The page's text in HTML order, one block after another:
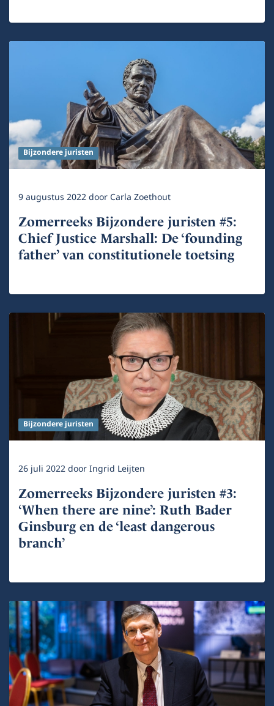
Bijzondere juristen
9 augustus 2022doorCarla Zoethout
Zomerreeks Bijzondere juristen #5:
Chief Justice Marshall: De ‘founding
father’ van constitutionele toetsing
Bijzondere juristen
26 juli 2022doorIngrid Leijten
Zomerreeks Bijzondere juristen #3:
‘When there are nine’: Ruth Bader
Ginsburg en de ‘least dangerous
branch’